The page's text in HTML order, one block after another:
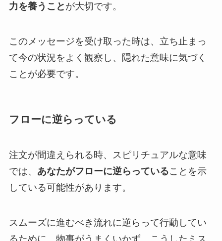
力を養うことが大切です。
このメッセージを受け取った時は、立ち止まっ
て今の状況をよく観察し、隠れた意味に気づく
ことが必要です。
フローに逆らっている
注文が間違えられる時、スピリチュアルな意味
では、 あなたがフローに逆らっていることを示
している可能性があります。
スムーズに進むべき流れに逆らって行動してい
るために、物事がうまくいかず、こうしたミス